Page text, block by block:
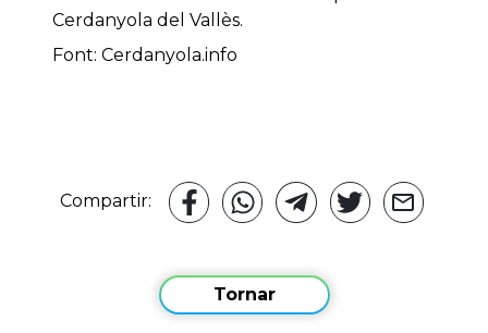
Cerdanyola del Vallès.
Font: Cerdanyola.info
Compartir:
Tornar